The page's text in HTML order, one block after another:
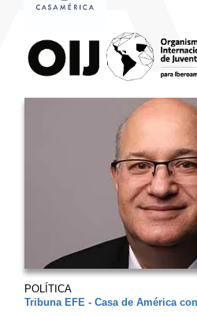
POLÍTICA
Tribuna EFE - Casa de América